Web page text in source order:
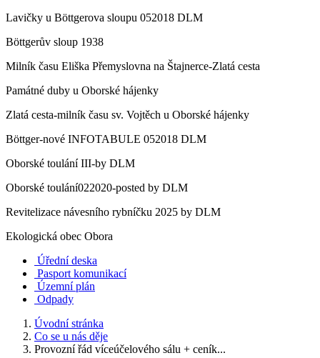
Lavičky u Böttgerova sloupu 052018 DLM
Böttgerův sloup 1938
Milník času Eliška Přemyslovna na Štajnerce-Zlatá cesta
Památné duby u Oborské hájenky
Zlatá cesta-milník času sv. Vojtěch u Oborské hájenky
Böttger-nové INFOTABULE 052018 DLM
Oborské toulání III-by DLM
Oborské toulání022020-posted by DLM
Revitelizace návesního rybníčku 2025 by DLM
Ekologická obec Obora
Úřední deska
Pasport komunikací
Územní plán
Odpady
Úvodní stránka
Co se u nás děje
Provozní řád víceúčelového sálu + ceník...